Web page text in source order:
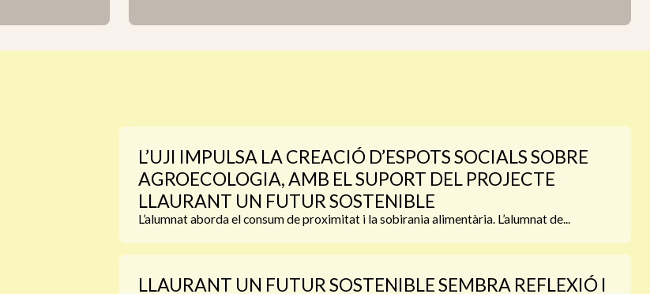
L’UJI IMPULSA LA CREACIÓ D’ESPOTS SOCIALS SOBRE
AGROECOLOGIA, AMB EL SUPORT DEL PROJECTE
LLAURANT UN FUTUR SOSTENIBLE
L’alumnat aborda el consum de proximitat i la sobirania alimentària. L’alumnat de...
LLAURANT UN FUTUR SOSTENIBLE SEMBRA REFLEXIÓ I